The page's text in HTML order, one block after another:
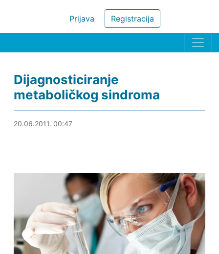
Registracija
Prijava
Dijagnosticiranje
metaboličkog sindroma
20.06.2011. 01:15
20.06.2011. 00:47